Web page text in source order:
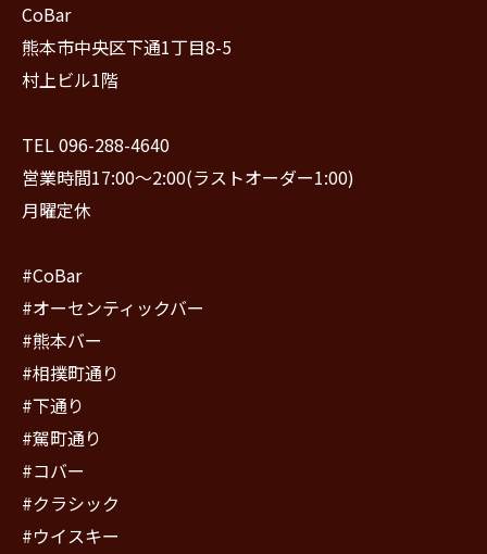
CoBar
熊本市中央区下通1丁目8-5
村上ビル1階
TEL 096-288-4640
営業時間17:00〜2:00(ラストオーダー1:00)
月曜定休
#CoBar
#オーセンティックバー
#熊本バー
#相撲町通り
#下通り
#駕町通り
#コバー
#クラシック
#ウイスキー